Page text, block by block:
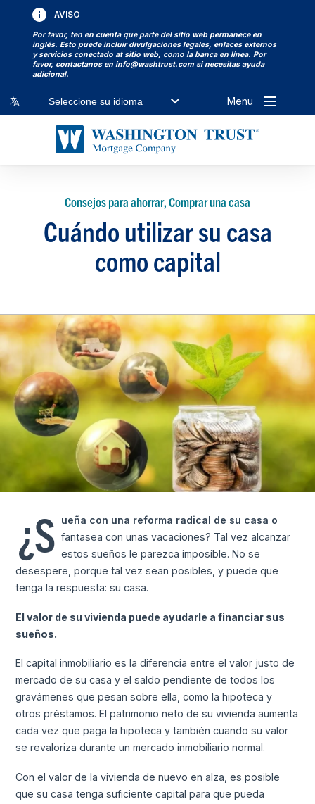
AVISO
Por favor, ten en cuenta que parte del sitio web permanece en
inglés. Esto puede incluir divulgaciones legales, enlaces externos
y servicios conectado at sitio web, como la banca en línea. Por
favor, contactanos eninfo@washtrust.com si necesitas ayuda
adicional.
Seleccione su idioma Menu
Consejos para ahorrar, Comprar una casa
Cuándo utilizar su casa
como capital
¿S ueña con una reforma radical de su casa o
fantasea con unas vacaciones? Tal vez alcanzar
estos sueños le parezca imposible. No se
desespere, porque tal vez sean posibles, y puede que
tenga la respuesta: su casa.
El valor de su vivienda puede ayudarle a financiar sus
sueños.
El capital inmobiliario es la diferencia entre el valor justo de
mercado de su casa y el saldo pendiente de todos los
gravámenes que pesan sobre ella, como la hipoteca y
otros préstamos. El patrimonio neto de su vivienda aumenta
cada vez que paga la hipoteca y también cuando su valor
se revaloriza durante un mercado inmobiliario normal.
Con el valor de la vivienda de nuevo en alza, es posible
que su casa tenga suficiente capital para que pueda